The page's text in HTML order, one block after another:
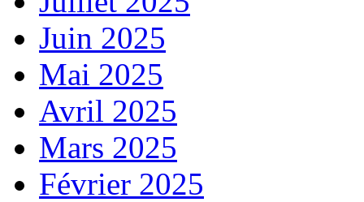
Juin 2025
Mai 2025
Avril 2025
Mars 2025
Février 2025